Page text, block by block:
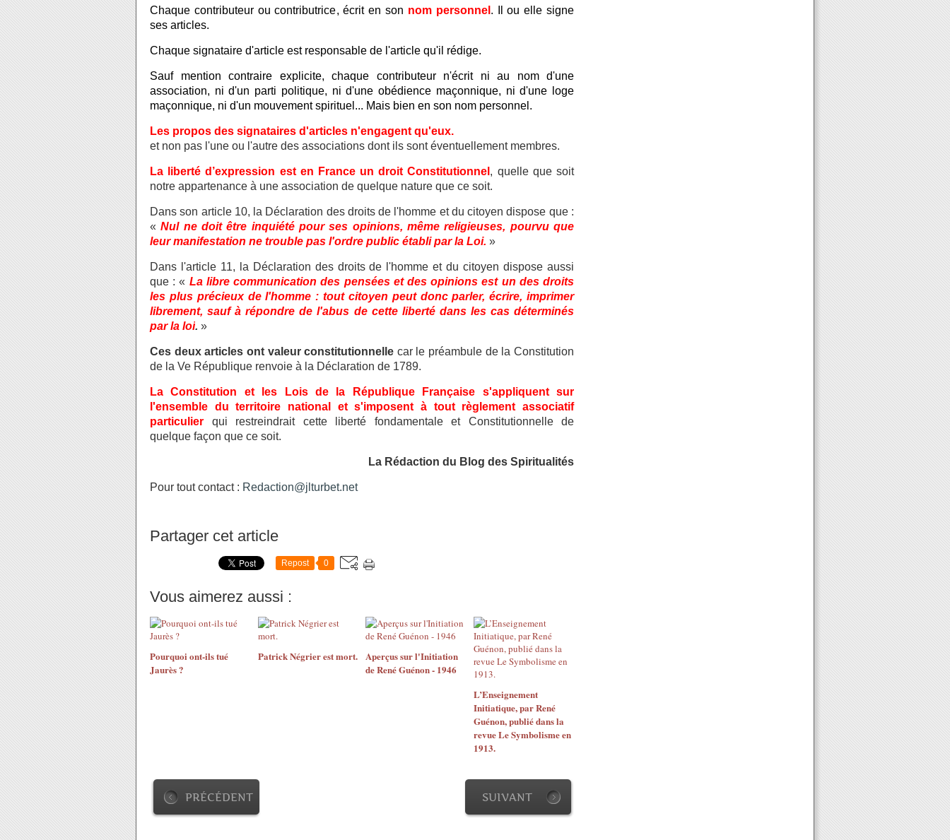
Chaque contributeur ou contributrice, écrit en son nom personnel . Il ou elle signe
ses articles.
Chaque signataire d'article est responsable de l'article qu'il rédige.
Sauf mention contraire explicite, chaque contributeur n'écrit ni au nom d'une
association, ni d'un parti politique, ni d'une obédience maçonnique, ni d'une loge
maçonnique, ni d'un mouvement spirituel... Mais bien en son nom personnel.
Les propos des signataires d'articles n'engagent qu'eux.
et non pas l'une ou l'autre des associations dont ils sont éventuellement membres.
La liberté d’expression est en France un droit Constitutionnel , quelle que soit
notre appartenance à une association de quelque nature que ce soit.
Dans son article 10, la Déclaration des droits de l'homme et du citoyen dispose que :
«Nul ne doit être inquiété pour ses opinions, même religieuses, pourvu que
leur manifestation ne trouble pas l'ordre public établi par la Loi. »
Dans l'article 11, la Déclaration des droits de l'homme et du citoyen dispose aussi
que : « La libre communication des pensées et des opinions est un des droits
les plus précieux de l'homme : tout citoyen peut donc parler, écrire, imprimer
librement, sauf à répondre de l'abus de cette liberté dans les cas déterminés
par la loi. »
Ces deux articles ont valeur constitutionnelle car le préambule de la Constitution
de la Ve République renvoie à la Déclaration de 1789.
La Constitution et les Lois de la République Française s'appliquent sur
l'ensemble du territoire national et s'imposent à tout règlement associatif
particulier qui restreindrait cette liberté fondamentale et Constitutionnelle de
quelque façon que ce soit.
La Rédaction du Blog des Spiritualités
Pour tout contact : Redaction@jlturbet.net
Partager cet article
Repost 0
Vous aimerez aussi :
Pourquoi ont-ils tué
Jaurès ?
Patrick Négrier est mort.
Aperçus sur l'Initiation
de René Guénon - 1946
L’Enseignement
Initiatique, par René
Guénon, publié dans la
revue Le Symbolisme en
1913.
PRÉCÉDENT SUIVANT